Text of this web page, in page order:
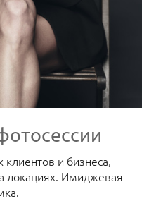
и бизнеса,
локациях. Имиджевая